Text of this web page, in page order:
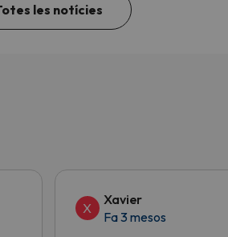
les notícies
X
Xavier
Fa 3 mesos